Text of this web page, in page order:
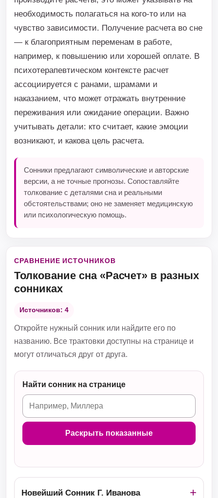
необходимость полагаться на кого-то или на
чувство зависимости. Получение расчета во сне
— к благоприятным переменам в работе,
например, к повышению или хорошей оплате. В
психотерапевтическом контексте расчет
ассоциируется с ранами, шрамами и
наказанием, что может отражать внутренние
переживания или ожидание операции. Важно
учитывать детали: кто считает, какие эмоции
возникают, и какова цель расчета.
Сонники предлагают символические и авторские
версии, а не точные прогнозы. Сопоставляйте
толкование с деталями сна и реальными
обстоятельствами; оно не заменяет медицинскую
или психологическую помощь.
СРАВНЕНИЕ ИСТОЧНИКОВ
Толкование сна «Расчет» в разных
сонниках
Источников: 4
Откройте нужный сонник или найдите его по
названию. Все трактовки доступны на странице и
могут отличаться друг от друга.
Найти сонник на странице
Раскрыть показанные
Новейший Сонник Г. Иванова